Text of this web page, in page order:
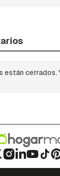
están cerrados.